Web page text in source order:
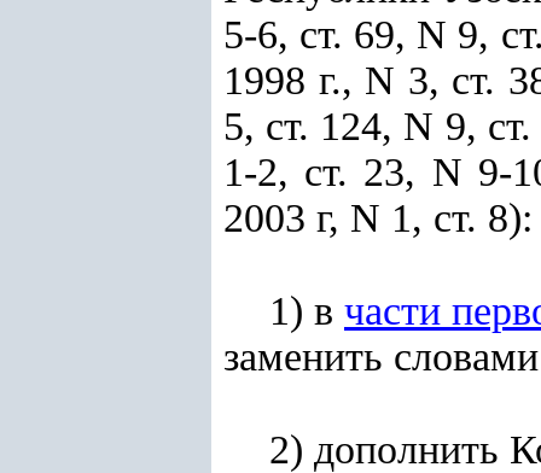
5-6, ст. 69, N 9,
1998 г., N 3, ст.
5, ст. 124, N 9,
1-2, ст. 23, N 9-
2003 г, N 1, ст. 8):
1) в части
заменить
2) дополнить